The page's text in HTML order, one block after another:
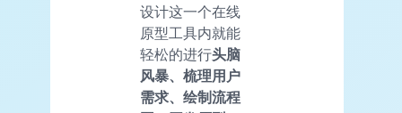
设计这一个在线
原型工具内就能
轻松的进行头脑
风暴、梳理用户
需求、绘制流程